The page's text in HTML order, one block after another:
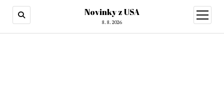
Novinky z USA
8. 8. 2026
otevřít
menu